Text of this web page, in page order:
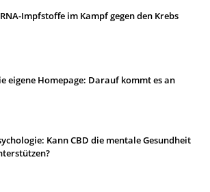
Impfstoffe im Kampf gegen den Krebs
eigene Homepage: Darauf kommt es an
Kann CBD die mentale Gesundheit